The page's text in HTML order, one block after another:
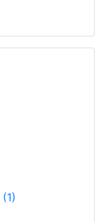
(1)